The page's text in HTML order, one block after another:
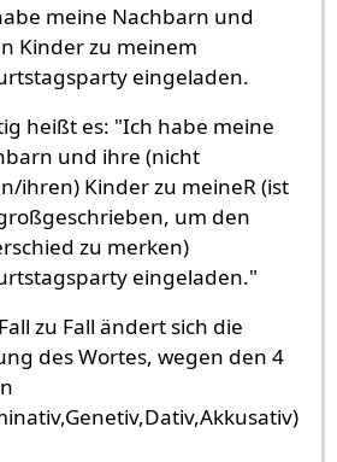
meine Nachbarn und
Kinder zu meinem
eingeladen.
heißt es: "Ich habe meine
und ihre (nicht
ihren) Kinder zu meineR (ist
um den
zu merken)
eingeladen."
zu Fall ändert sich die
des Wortes, wegen den 4